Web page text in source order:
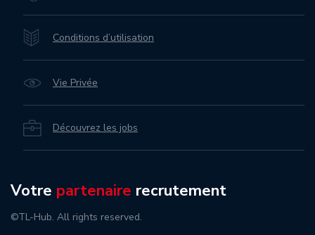
Conditions d’utilisation
Vie Privée
Découvrez les jobs
Votre partenaire recrutement
©TL-Hub. All rights reserved.